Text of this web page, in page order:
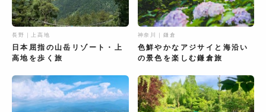
長野｜上高地
日本屈指の山岳リゾート・上
高地を歩く旅
神奈川｜鎌倉
色鮮やかなアジサイと海沿い
の景色を楽しむ鎌倉旅